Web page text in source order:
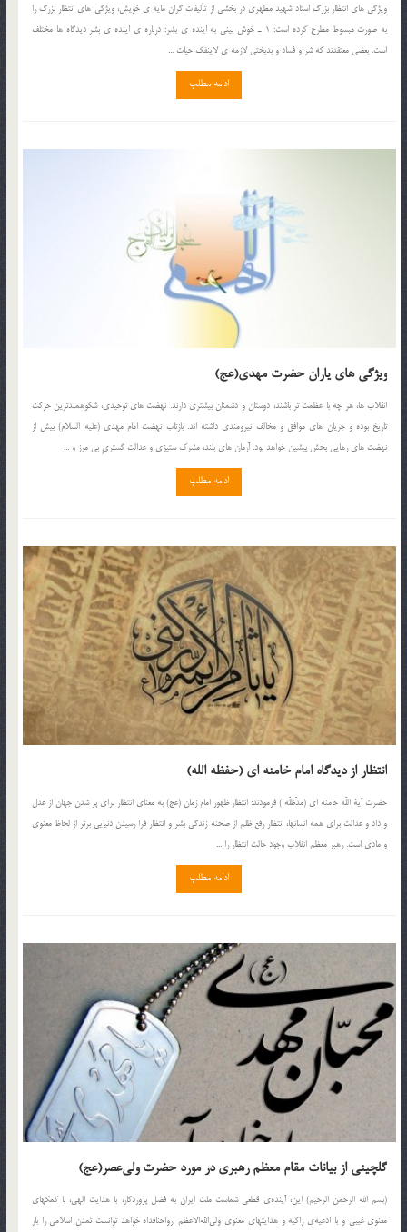
ویژگی های انتظار بزرگ استاد شهید مطهری در بخشی از تألیفات گران مایه ی خویش، ویژگی های انتظار بزرگ را
به صورت مبسوط مطرح کرده است: 1 ـ خوش بینی به آینده ی بشر: درباره ی آینده ی بشر دیدگاه ها مختلف
است. بعضی معتقدند که شر و فساد و بدبختی لازمه ی لاینفک حیات ...
ادامه مطلب
ویژگی های یاران حضرت مهدی(عج)
انقلاب ها، هر چه با عظمت تر باشند، دوستان و دشمنان بیشتری دارند. نهضت های توحیدی، شکوهمندترین حرکت
تاریخ بوده و جریان های موافق و مخالف نیرومندی داشته اند. بازتاب نهضت امام مهدی (علیه السلام) بیش از
نهضت های رهایی بخش پیشین خواهد بود. آرمان های بلند، مشرک ستیزی و عدالت گستریِ بی مرز و ...
ادامه مطلب
انتظار از دیدگاه امام خامنه ای (حفظه الله)
حضرت آیة اللّه خامنه‏ ای (مدّظلّه ) فرمودند: انتظار ظهور امام زمان (عج) به معنای انتظار برای پر شدن جهان از عدل
و داد و عدالت برای همه انسان‏ها، انتظار رفع ظلم از صحنه زندگی بشر و انتظار فرا رسیدن دنیایی برتر از لحاظ معنوی
و مادی است. رهبر معظم انقلاب وجود حالت انتظار را ...
ادامه مطلب
گلچینی از بیانات مقام معظم رهبری در مورد حضرت ولی‌عصر(عج)
(بسم الله الرحمن الرحیم) این، آینده‌ى قطعى شماست ملت ایران به فضل پروردگار، با هدایت الهى، با کمکهاى
معنوى غیبى و با ادعیه‌ى زاکیه و هدایتهاى معنوى ولى‌الله‌الاعظم ارواحنافداه خواهد توانست تمدن اسلامى را بار